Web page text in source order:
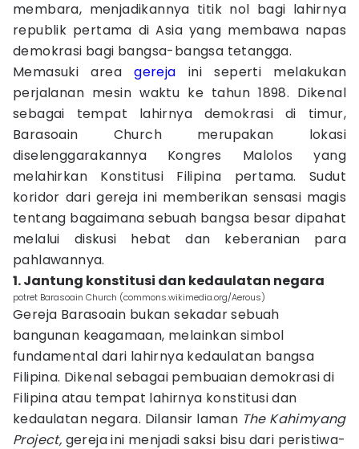
membara, menjadikannya titik nol bagi lahirnya
republik pertama di Asia yang membawa napas
demokrasi bagi bangsa-bangsa tetangga.
Memasuki areagereja ini seperti melakukan
perjalanan mesin waktu ke tahun 1898. Dikenal
sebagai tempat lahirnya demokrasi di timur,
Barasoain Church merupakan lokasi
diselenggarakannya Kongres Malolos yang
melahirkan Konstitusi Filipina pertama. Sudut
koridor dari gereja ini memberikan sensasi magis
tentang bagaimana sebuah bangsa besar dipahat
melalui diskusi hebat dan keberanian para
pahlawannya.
1. Jantung konstitusi dan kedaulatan negara
potret Barasoain Church (commons.wikimedia.org/Aerous)
Gereja Barasoain bukan sekadar sebuah
bangunan keagamaan, melainkan simbol
fundamental dari lahirnya kedaulatan bangsa
Filipina. Dikenal sebagai pembuaian demokrasi di
Filipina atau tempat lahirnya konstitusi dan
kedaulatan negara. Dilansir laman The Kahimyang
Project, gereja ini menjadi saksi bisu dari peristiwa-